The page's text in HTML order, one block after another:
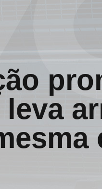
leva